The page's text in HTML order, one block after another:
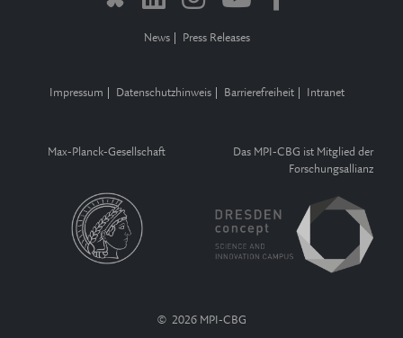
News Press Releases
Impressum Datenschutzhinweis Barrierefreiheit Intranet
Max-Planck-Gesellschaft
Das MPI-CBG ist Mitglied der
Forschungsallianz
© 2026 MPI-CBG